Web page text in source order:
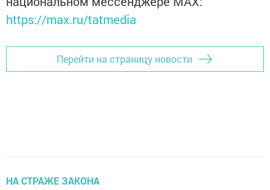
https://max.ru/tatmedia
Перейти на страницу новости
НА СТРАЖЕ ЗАКОНА